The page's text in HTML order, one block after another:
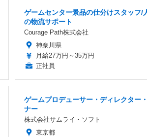
ゲームセンター景品の仕分けスタッフ/
の物流サポート
Courage Path株式会社
神奈川県
月給27万円～35万円
正社員
ゲームプロデューサー・ディレクター
ナー
株式会社サムライ・ソフト
東京都